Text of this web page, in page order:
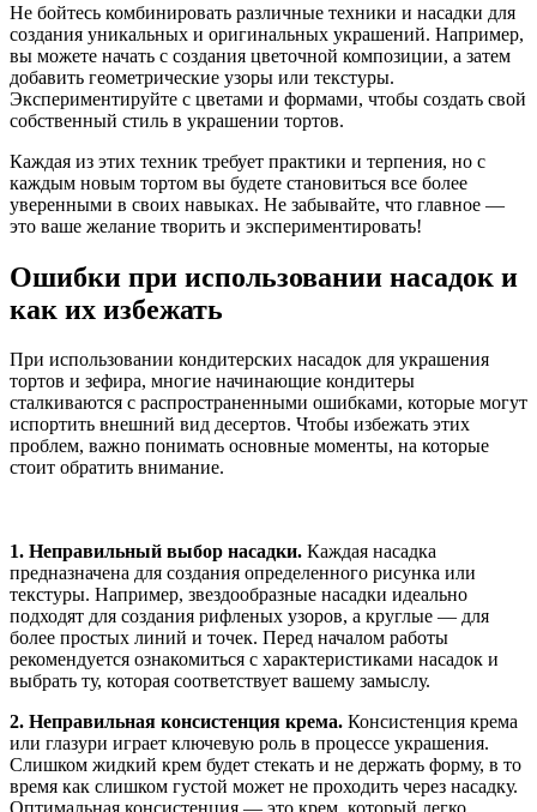
Не бойтесь комбинировать различные техники и насадки для
создания уникальных и оригинальных украшений. Например,
вы можете начать с создания цветочной композиции, а затем
добавить геометрические узоры или текстуры.
Экспериментируйте с цветами и формами, чтобы создать свой
собственный стиль в украшении тортов.
Каждая из этих техник требует практики и терпения, но с
каждым новым тортом вы будете становиться все более
уверенными в своих навыках. Не забывайте, что главное —
это ваше желание творить и экспериментировать!
Ошибки при использовании насадок и
как их избежать
При использовании кондитерских насадок для украшения
тортов и зефира, многие начинающие кондитеры
сталкиваются с распространенными ошибками, которые могут
испортить внешний вид десертов. Чтобы избежать этих
проблем, важно понимать основные моменты, на которые
стоит обратить внимание.
1. Неправильный выбор насадки. Каждая насадка
предназначена для создания определенного рисунка или
текстуры. Например, звездообразные насадки идеально
подходят для создания рифленых узоров, а круглые — для
более простых линий и точек. Перед началом работы
рекомендуется ознакомиться с характеристиками насадок и
выбрать ту, которая соответствует вашему замыслу.
2. Неправильная консистенция крема. Консистенция крема
или глазури играет ключевую роль в процессе украшения.
Слишком жидкий крем будет стекать и не держать форму, в то
время как слишком густой может не проходить через насадку.